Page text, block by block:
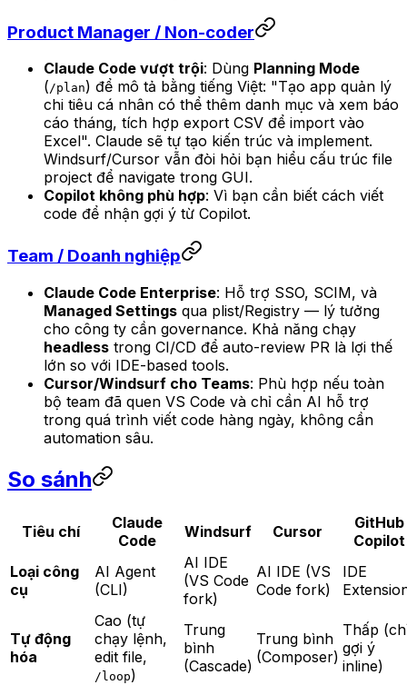
Product Manager / Non-coder
Claude Code vượt trội: Dùng Planning Mode
(/plan) để mô tả bằng tiếng Việt: "Tạo app quản lý
chi tiêu cá nhân có thể thêm danh mục và xem báo
cáo tháng, tích hợp export CSV để import vào
Excel". Claude sẽ tự tạo kiến trúc và implement.
Windsurf/Cursor vẫn đòi hỏi bạn hiểu cấu trúc file
project để navigate trong GUI.
Copilot không phù hợp: Vì bạn cần biết cách viết
code để nhận gợi ý từ Copilot.
Team / Doanh nghiệp
Claude Code Enterprise: Hỗ trợ SSO, SCIM, và
Managed Settings qua plist/Registry — lý tưởng
cho công ty cần governance. Khả năng chạy
headless trong CI/CD để auto-review PR là lợi thế
lớn so với IDE-based tools.
Cursor/Windsurf cho Teams: Phù hợp nếu toàn
bộ team đã quen VS Code và chỉ cần AI hỗ trợ
trong quá trình viết code hàng ngày, không cần
automation sâu.
So sánh
Tiêu chí
Claude
Code
Windsurf Cursor
GitHub
Copilot
Loại công
cụ
AI Agent
(CLI)
AI IDE
(VS Code
fork)
AI IDE (VS
Code fork)
IDE
Tự động
hóa
Cao (tự
chạy lệnh,
edit file,
/loop)
Trung
bình
(Cascade)
Trung bình
(Composer)
Thấp
gợi ý
inline)